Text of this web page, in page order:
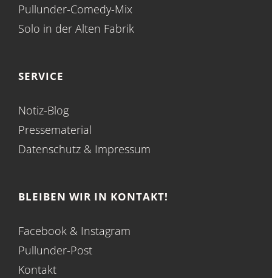
Pullunder-Comedy-Mix
Solo in der Alten Fabrik
SERVICE
Notiz-Blog
Pressematerial
Datenschutz & Impressum
BLEIBEN WIR IN KONTAKT!
Facebook & Instagram
Pullunder-Post
Kontakt